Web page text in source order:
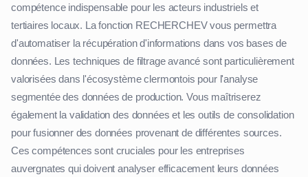
compétence indispensable pour les acteurs industriels et
tertiaires locaux. La fonction RECHERCHEV vous permettra
d'automatiser la récupération d'informations dans vos bases de
données. Les techniques de filtrage avancé sont particulièrement
valorisées dans l'écosystème clermontois pour l'analyse
segmentée des données de production. Vous maîtriserez
également la validation des données et les outils de consolidation
pour fusionner des données provenant de différentes sources.
Ces compétences sont cruciales pour les entreprises
auvergnates qui doivent analyser efficacement leurs données